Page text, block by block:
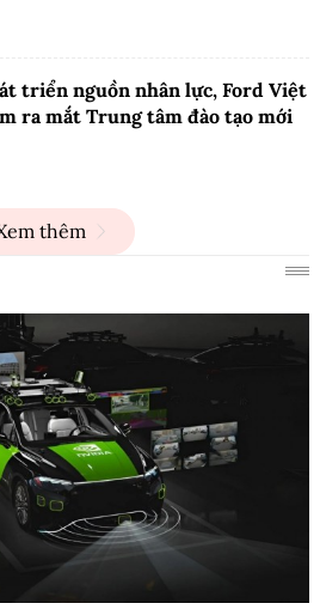
triển nguồn nhân lực, Ford Việt
ra mắt Trung tâm đào tạo mới
thêm